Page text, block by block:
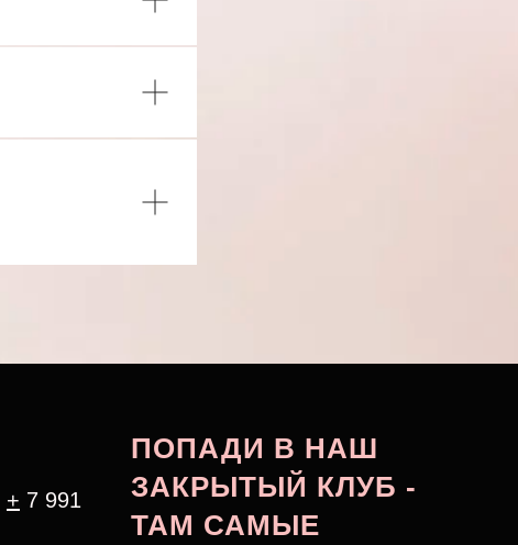
+ 7 991
ПОПАДИ В НАШ
ЗАКРЫТЫЙ КЛУБ -
ТАМ САМЫЕ